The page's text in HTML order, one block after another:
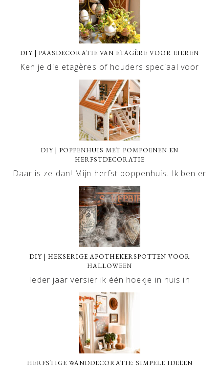
DIY | PAASDECORATIE VAN ETAGÈRE VOOR EIEREN
Ken je die etagères of houders speciaal voor
DIY | POPPENHUIS MET POMPOENEN EN
HERFSTDECORATIE
Daar is ze dan! Mijn herfst poppenhuis. Ik ben er
DIY | HEKSERIGE APOTHEKERSPOTTEN VOOR
HALLOWEEN
Ieder jaar versier ik één hoekje in huis in
HERFSTIGE WANDDECORATIE: SIMPELE IDEËEN